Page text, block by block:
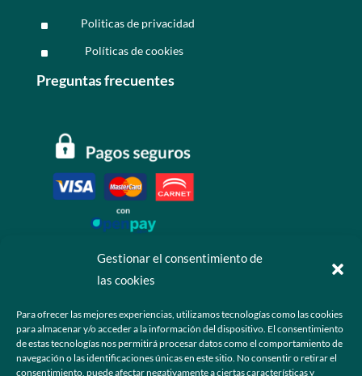
Gestionar el consentimiento de
las cookies
Para ofrecer las mejores experiencias, utilizamos tecnologías como las cookies
para almacenar y/o acceder a la información del dispositivo. El consentimiento
de estas tecnologías nos permitirá procesar datos como el comportamiento de
navegación o las identificaciones únicas en este sitio. No consentir o retirar el
consentimiento, puede afectar negativamente a ciertas características y
^ Politicas de privacidad
^ Políticas de cookies
Preguntas frecuentes
 +52 55 6173 7725 (Ventas)
 hola@grupo-omk.com